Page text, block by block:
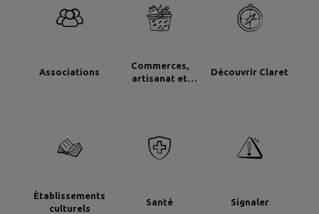
Associations
Commerces,
artisanat et
Découvrir Claret
Établissements
culturels
Santé Signaler